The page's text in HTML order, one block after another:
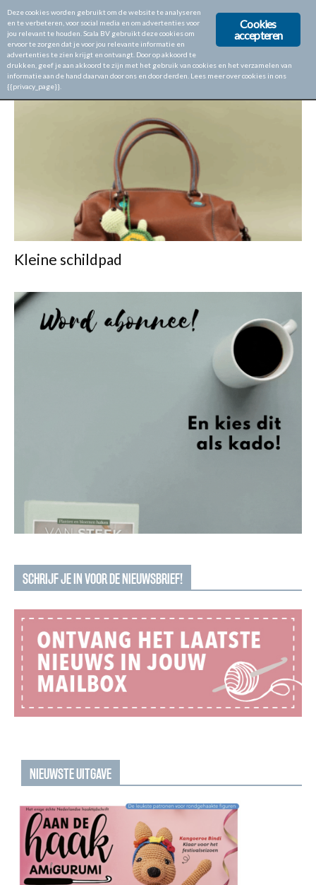
Home Tags Tashanger
TAG: TASHANGER
Kleine schildpad
SCHRIJF JE IN VOOR DE NIEUWSBRIEF!
NIEUWSTE UITGAVE
Cookies
accepteren
Deze cookies worden gebruikt om de website te analyseren
en te verbeteren, voor social media en om advertenties voor
jou relevant te houden. Scala BV gebruikt deze cookies om
ervoor te zorgen dat je voor jou relevante informatie en
advertenties te zien krijgt en ontvangt. Door op akkoord te
drukken, geef je aan akkoord te zijn met het gebruik van cookies en het verzamelen van
informatie aan de hand daarvan door ons en door derden. Lees meer over cookies in ons
{{privacy_page}}.